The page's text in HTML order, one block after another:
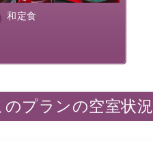
和定食
を心掛けた長野県産...
のプランの空室状況